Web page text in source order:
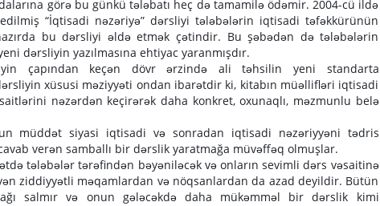
görə bu günkü tələbatı heç də tamamilə ödəmir. 2004-cü ildə
“İqtisadi nəzəriyə” dərsliyi tələbələrin iqtisadi təfəkkürünün
bu dərsliyi əldə etmək çətindir. Bu şəbədən də tələbələrin
dərsliyin yazılmasına ehtiyac yaranmışdır.
çapından keçən dövr ərzində ali təhsilin yeni standarta
xüsusi məziyyəti ondan ibarətdir ki, kitabın müəllifləri iqtisadi
nəzərdən keçirərək daha konkret, oxunaqlı, məzmunlu belə
müddət siyasi iqtisadi və sonradan iqtisadi nəzəriyyəni tədris
verən samballı bir dərslik yaratmağa müvəffəq olmuşlar.
tələbələr tərəfindən bəyəniləcək və onların sevimli dərs vəsaitinə
ziddiyyətli məqamlardan və nöqsanlardan da azad deyildir. Bütün
salmır və onun gələcəkdə daha mükəmməl bir dərslik kimi